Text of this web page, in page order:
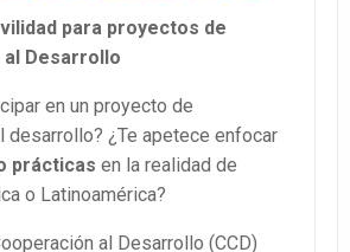
para proyectos de
Desarrollo
en un proyecto de
desarrollo? ¿Te apetece enfocar
prácticas en la realidad de
o Latinoamérica?
al Desarrollo (CCD)